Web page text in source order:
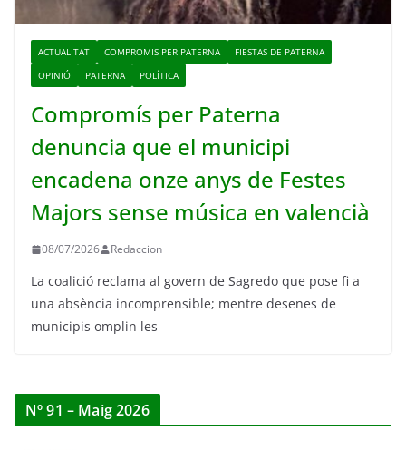
ACTUALITAT COMPROMIS PER PATERNA
FIESTAS DE PATERNA
OPINIÓ
PATERNA POLÍTICA
Compromís per Paterna
denuncia que el municipi
encadena onze anys de Festes
Majors sense música en valencià
08/07/2026 Redaccion
La coalició reclama al govern de Sagredo que pose fi a
una absència incomprensible; mentre desenes de
municipis omplin les
Nº 91 – Maig 2026